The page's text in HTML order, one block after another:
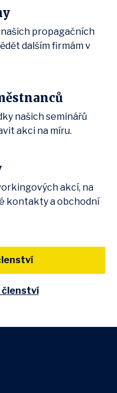
propagačních
dalším firmám v
našich seminářů
akci na míru.
akcí, na
kontakty a obchodní
členství